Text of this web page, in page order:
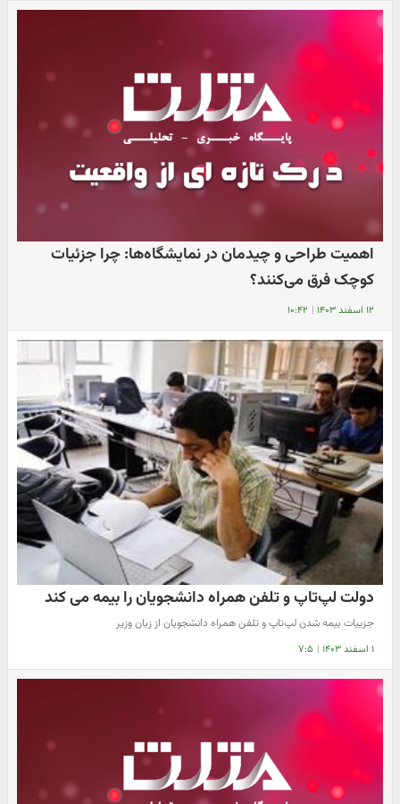
اهمیت طراحی و چیدمان در نمایشگاه‌ها: چرا جزئیات
کوچک فرق می‌کنند؟
۱۲ اسفند ۱۴۰۳ | ۱۰:۴۲
دولت لپ‌تاپ و تلفن همراه دانشجویان را بیمه می کند
جزییات بیمه شدن لپ‌تاپ و تلفن همراه دانشجویان از زبان وزیر
۱ اسفند ۱۴۰۳ | ۷:۵